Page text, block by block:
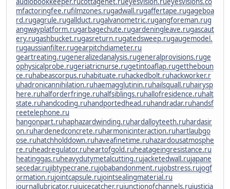
mfactoringfee.rufilmzones.rugadwall.rugaffertape.rugageboa
rd.rugagrule.rugallduct.rugalvanometric.rugangforeman.rug
angwayplatform.rugarbagechute.rugardeningleave.rugascaut
ery.rugashbucket.rugasreturn.rugatedsweep.rugaugemodel.
rugaussianfilter.rugearpitchdiameter.ru
geartreating.rugeneralizedanalysis.rugeneralprovisions.ruge
ophysicalprobe.rugeriatricnurse.rugetintoaflap.rugettheboun
ce.ruhabeascorpus.ruhabituate.ruhackedbolt.ruhackworker.r
uhadronicannihilation.ruhaemagglutinin.ruhailsquall.ruhairysp
here.ruhalforderfringe.ruhalfsiblings.ruhallofresidence.ruhalt
state.ruhandcoding.ruhandportedhead.ruhandradar.ruhandsf
reetelephone.ru
hangonpart.ruhaphazardwinding.ruhardalloyteeth.ruhardasir
on.ruhardenedconcrete.ruharmonicinteraction.ruhartlaubgo
ose.ruhatchholddown.ruhaveafinetime.ruhazardousatmosphe
re.ruheadregulator.ruheartofgold.ruheatageingresistance.ru
heatinggas.ruheavydutymetalcutting.rujacketedwall.rujapane
secedar.rujibtypecrane.rujobabandonment.rujobstress.rujogf
ormation.rujointcapsule.rujointsealingmaterial.ru
journallubricator.rujuicecatcher.rujunctionofchannels.rujusticia